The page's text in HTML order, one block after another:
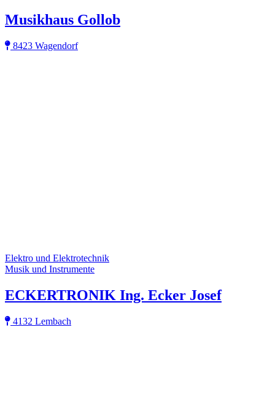
Musikhaus Gollob
8423 Wagendorf
Elektro und Elektrotechnik
Musik und Instrumente
ECKERTRONIK Ing. Ecker Josef
4132 Lembach